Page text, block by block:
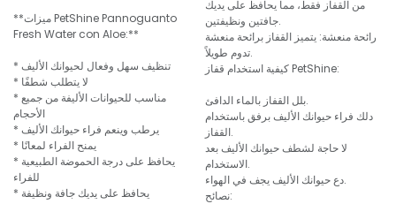
**ميزات PetShine Pannoguanto
Fresh Water con Aloe:**
* تنظيف سهل وفعال لحيوانك الأليف
* لا يتطلب شطفًا
* مناسب للحيوانات الأليفة من جميع
الأحجام
* يرطب وينعم فراء حيوانك الأليف
* يمنح الفراء لمعانًا
* يحافظ على درجة الحموضة الطبيعية
للفراء
* يحافظ على يديك جافة ونظيفة
من القفاز فقط، مما يحافظ على يديك
جافتين ونظيفتين.
رائحة منعشة: يتميز القفاز برائحة منعشة
تدوم طويلاً.
كيفية استخدام قفاز PetShine:
بلل القفاز بالماء الدافئ.
دلك فراء حيوانك الأليف برفق باستخدام
القفاز.
لا حاجة لشطف حيوانك الأليف بعد
الاستخدام.
دع حيوانك الأليف يجف في الهواء.
نصائح: